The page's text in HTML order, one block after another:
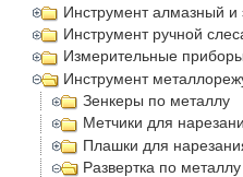
Инструмент алмазный и
Инструмент ручной
Измерительные
Инструмент
Зенкеры по металлу
Метчики для
Плашки для
Развертка по металлу